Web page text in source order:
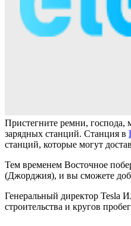
Пристегните ремни, господа,
зарядных станций. Станция в
станций, которые могут
Тем временем Восточное
(Джорджия), и вы сможете
Генеральный директор Tesla
строительства и кругов